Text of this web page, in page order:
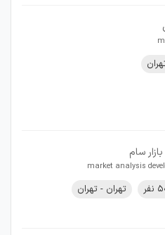
سام
market analysis
تهران - تهران